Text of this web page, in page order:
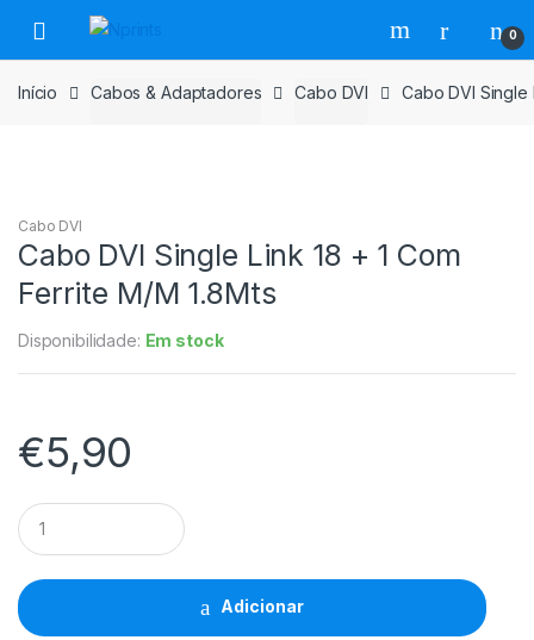
para
navegação
para
o
conteúdo
0
Início Cabos & Adaptadores Cabo DVI Cabo DVI Single
Cabo DVI
Cabo DVI Single Link 18 + 1 Com
Ferrite M/M 1.8Mts
Disponibilidade: Em stock
€5,90
Cabo
DVI
Single
Link
18
+
Adicionar